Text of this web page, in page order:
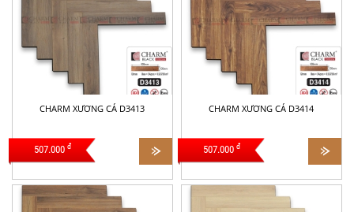
CHARM XƯƠNG CÁ D3413
507.000 đ
CHARM XƯƠNG CÁ D3414
507.000 đ